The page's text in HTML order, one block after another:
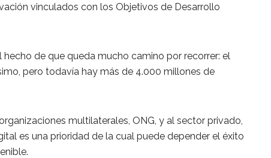
vinculados con los Objetivos de Desarrollo
de que queda mucho camino por recorrer: el
pero todavía hay más de 4.000 millones de
multilaterales, ONG, y al sector privado,
es una prioridad de la cual puede depender el éxito